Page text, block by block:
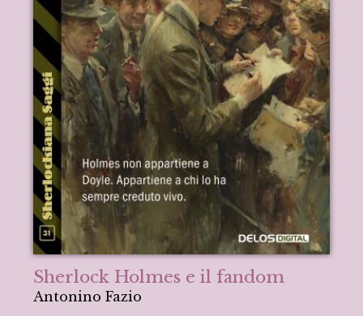
Sherlock Holmes e il fandom
Antonino Fazio